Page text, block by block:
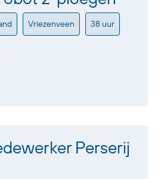
Vriezenveen 38 uur
Perserij